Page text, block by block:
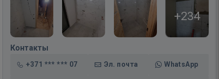
+234
Контакты
+371 *** *** 07 Эл. почта WhatsApp